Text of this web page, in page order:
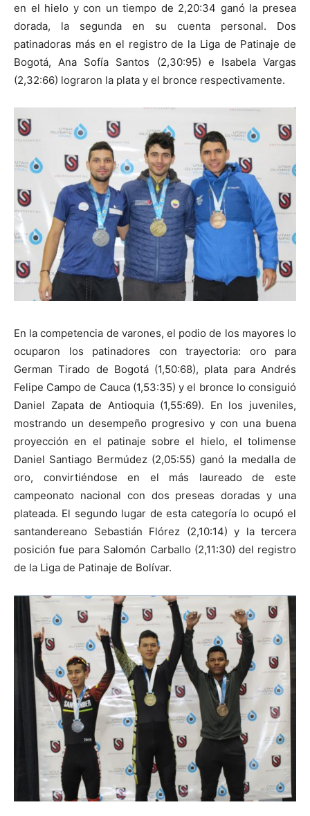
en el hielo y con un tiempo de 2,20:34 ganó la presea
dorada, la segunda en su cuenta personal. Dos
patinadoras más en el registro de la Liga de Patinaje de
Bogotá, Ana Sofía Santos (2,30:95) e Isabela Vargas
(2,32:66) lograron la plata y el bronce respectivamente.
En la competencia de varones, el podio de los mayores lo
ocuparon los patinadores con trayectoria: oro para
German Tirado de Bogotá (1,50:68), plata para Andrés
Felipe Campo de Cauca (1,53:35) y el bronce lo consiguió
Daniel Zapata de Antioquia (1,55:69). En los juveniles,
mostrando un desempeño progresivo y con una buena
proyección en el patinaje sobre el hielo, el tolimense
Daniel Santiago Bermúdez (2,05:55) ganó la medalla de
oro, convirtiéndose en el más laureado de este
campeonato nacional con dos preseas doradas y una
plateada. El segundo lugar de esta categoría lo ocupó el
santandereano Sebastián Flórez (2,10:14) y la tercera
posición fue para Salomón Carballo (2,11:30) del registro
de la Liga de Patinaje de Bolívar.